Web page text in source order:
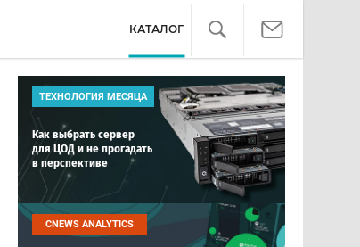
КАТАЛОГ
ТЕХНОЛОГИЯ МЕСЯЦА
Как выбрать сервер
для ЦОД и не прогадать
в перспективе
CNEWS ANALYTICS